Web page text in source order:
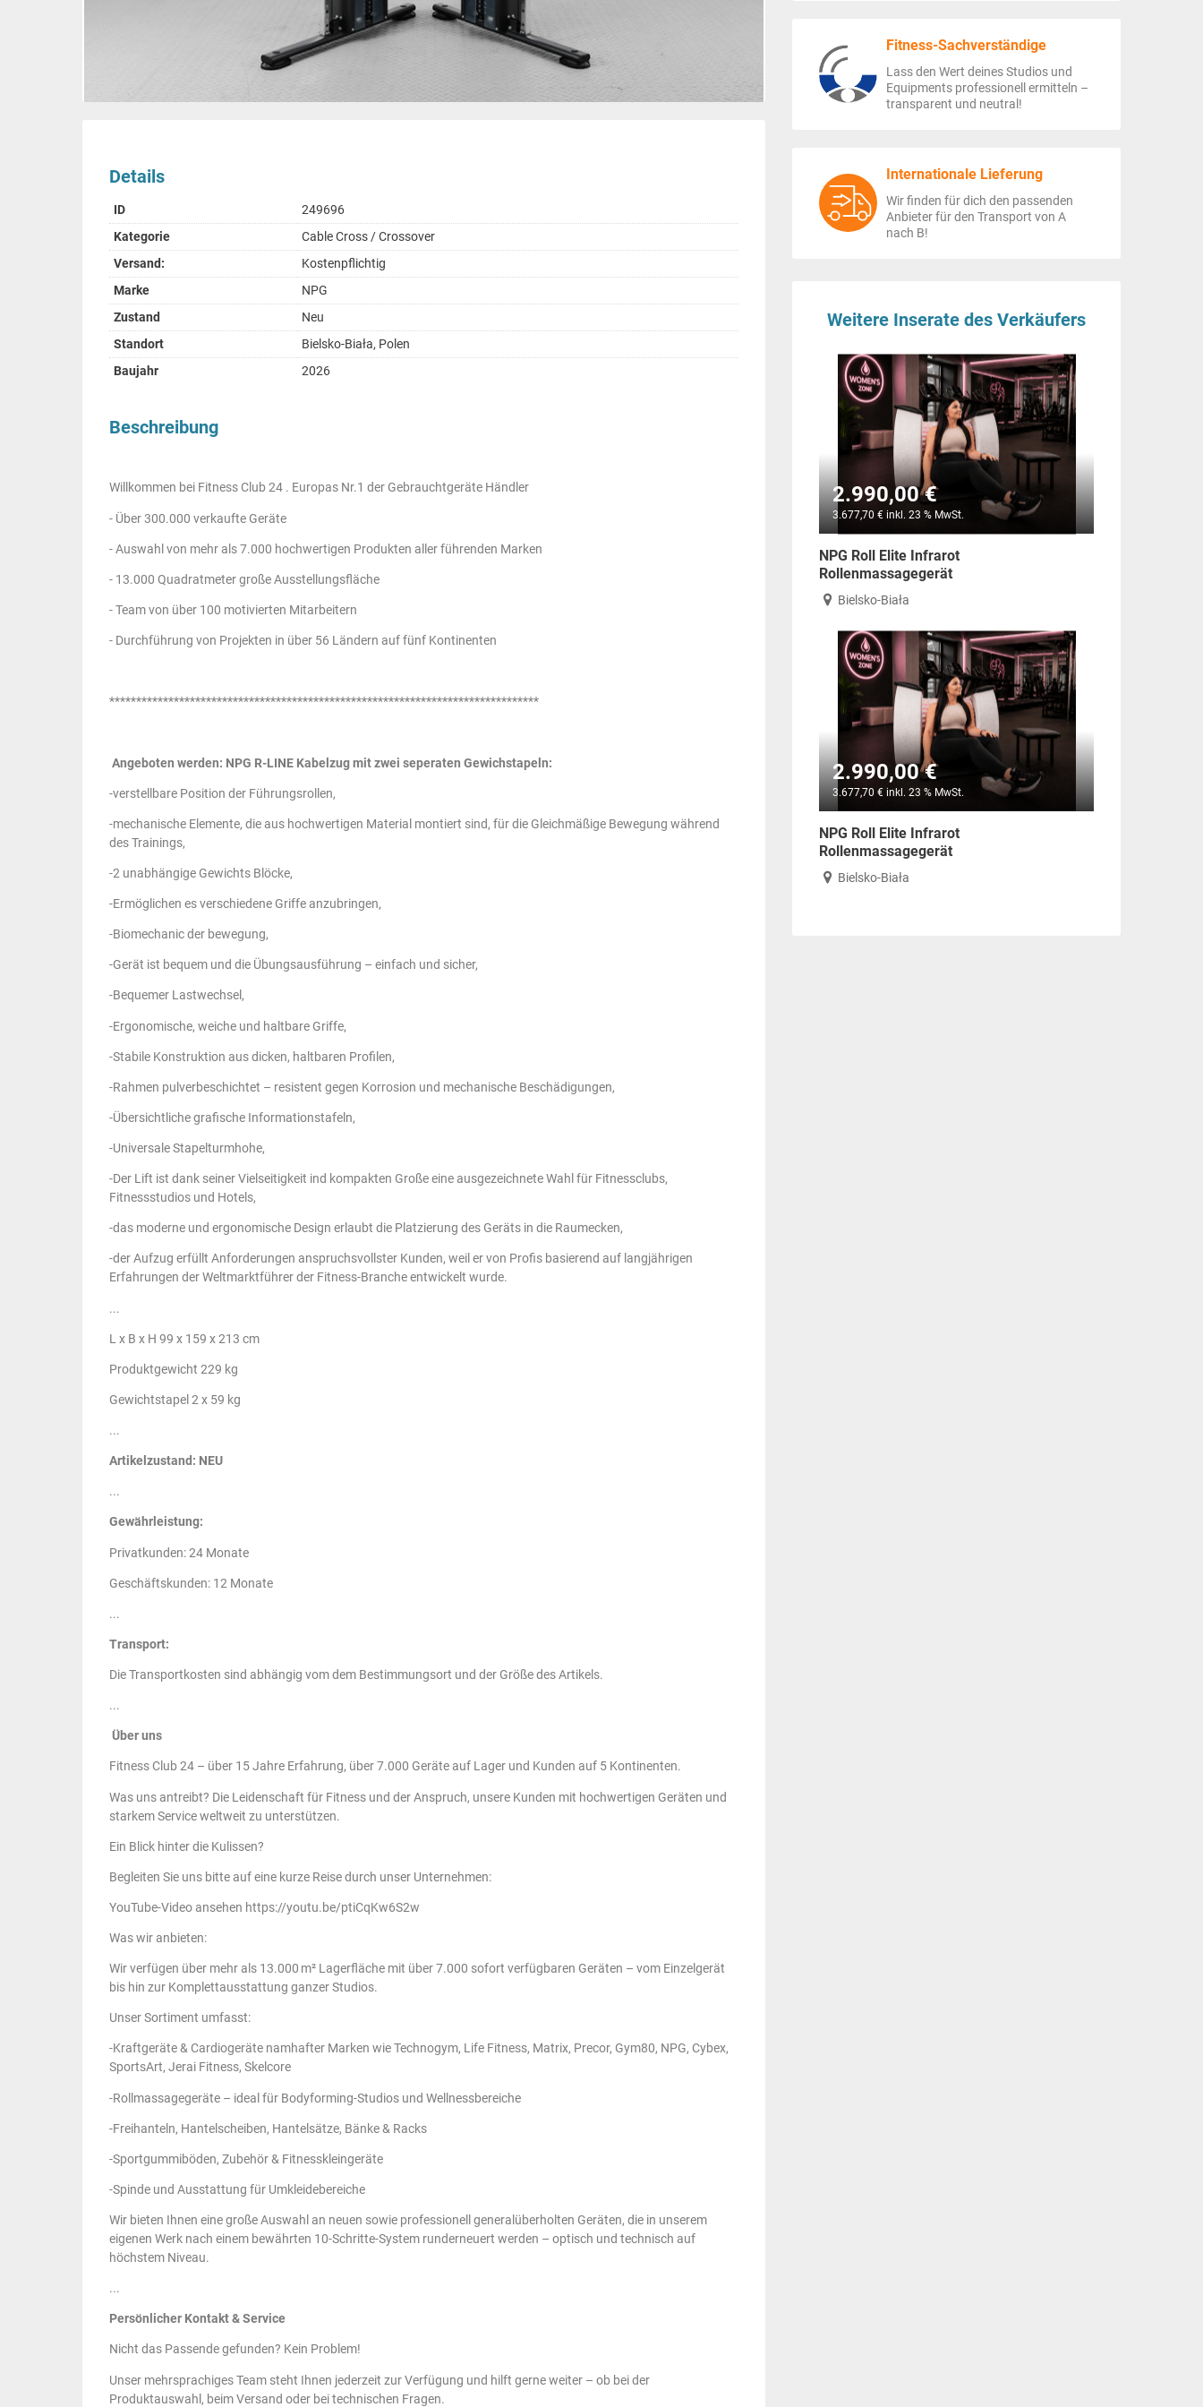
Details
ID
249696
Kategorie
Cable Cross / Crossover
Versand:
Kostenpflichtig
Marke
NPG
Zustand
Neu
Standort
Bielsko-Biała, Polen
Baujahr
2026
Beschreibung
Willkommen bei Fitness Club 24 . Europas Nr.1 der Gebrauchtgeräte Händler
- Über 300.000 verkaufte Geräte
- Auswahl von mehr als 7.000 hochwertigen Produkten aller führenden Marken
- 13.000 Quadratmeter große Ausstellungsfläche
- Team von über 100 motivierten Mitarbeitern
- Durchführung von Projekten in über 56 Ländern auf fünf Kontinenten
********************************************************************************
Angeboten werden: NPG R-LINE Kabelzug mit zwei seperaten Gewichstapeln:
-verstellbare Position der Führungsrollen,
-mechanische Elemente, die aus hochwertigen Material montiert sind, für die Gleichmäßige Bewegung während
des Trainings,
-2 unabhängige Gewichts Blöcke,
-Ermöglichen es verschiedene Griffe anzubringen,
-Biomechanic der bewegung,
-Gerät ist bequem und die Übungsausführung – einfach und sicher,
-Bequemer Lastwechsel,
-Ergonomische, weiche und haltbare Griffe,
-Stabile Konstruktion aus dicken, haltbaren Profilen,
-Rahmen pulverbeschichtet – resistent gegen Korrosion und mechanische Beschädigungen,
-Übersichtliche grafische Informationstafeln,
-Universale Stapelturmhohe,
-Der Lift ist dank seiner Vielseitigkeit ind kompakten Große eine ausgezeichnete Wahl für Fitnessclubs,
Fitnessstudios und Hotels,
-das moderne und ergonomische Design erlaubt die Platzierung des Geräts in die Raumecken,
-der Aufzug erfüllt Anforderungen anspruchsvollster Kunden, weil er von Profis basierend auf langjährigen
Erfahrungen der Weltmarktführer der Fitness-Branche entwickelt wurde.
...
L x B x H 99 x 159 x 213 cm
Produktgewicht 229 kg
Gewichtstapel 2 x 59 kg
...
Artikelzustand: NEU
...
Gewährleistung:
Privatkunden: 24 Monate
Geschäftskunden: 12 Monate
...
Transport:
Die Transportkosten sind abhängig vom dem Bestimmungsort und der Größe des Artikels.
...
Über uns
Fitness Club 24 – über 15 Jahre Erfahrung, über 7.000 Geräte auf Lager und Kunden auf 5 Kontinenten.
Was uns antreibt? Die Leidenschaft für Fitness und der Anspruch, unsere Kunden mit hochwertigen Geräten und
starkem Service weltweit zu unterstützen.
Ein Blick hinter die Kulissen?
Begleiten Sie uns bitte auf eine kurze Reise durch unser Unternehmen:
YouTube-Video ansehen https://youtu.be/ptiCqKw6S2w
Was wir anbieten:
Wir verfügen über mehr als 13.000 m² Lagerfläche mit über 7.000 sofort verfügbaren Geräten – vom Einzelgerät
bis hin zur Komplettausstattung ganzer Studios.
Unser Sortiment umfasst:
-Kraftgeräte & Cardiogeräte namhafter Marken wie Technogym, Life Fitness, Matrix, Precor, Gym80, NPG, Cybex,
SportsArt, Jerai Fitness, Skelcore
-Rollmassagegeräte – ideal für Bodyforming-Studios und Wellnessbereiche
-Freihanteln, Hantelscheiben, Hantelsätze, Bänke & Racks
-Sportgummiböden, Zubehör & Fitnesskleingeräte
-Spinde und Ausstattung für Umkleidebereiche
Wir bieten Ihnen eine große Auswahl an neuen sowie professionell generalüberholten Geräten, die in unserem
eigenen Werk nach einem bewährten 10-Schritte-System runderneuert werden – optisch und technisch auf
höchstem Niveau.
...
Persönlicher Kontakt & Service
Nicht das Passende gefunden? Kein Problem!
Unser mehrsprachiges Team steht Ihnen jederzeit zur Verfügung und hilft gerne weiter – ob bei der
Produktauswahl, beim Versand oder bei technischen Fragen.
Fitness-Sachverständige
Lass den Wert deines Studios und
Equipments professionell ermitteln –
transparent und neutral!
Internationale Lieferung
Wir finden für dich den passenden
Anbieter für den Transport von A
nach B!
Weitere Inserate des Verkäufers
2.990,00 €
3.677,70 € inkl. 23 % MwSt.
NPG Roll Elite Infrarot
Rollenmassagegerät
Bielsko-Biała
2.990,00 €
3.677,70 € inkl. 23 % MwSt.
NPG Roll Elite Infrarot
Rollenmassagegerät
Bielsko-Biała